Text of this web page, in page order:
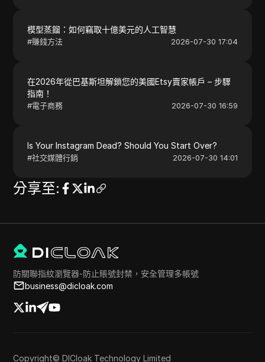
模型蒸餾：如何竊取十億美元的人工智慧
#賺錢方法 2026-07-30 17:04
在2026年從巴基斯坦解鎖您的美國Etsy賣家帳戶 – 步驟
指南！
#電子商務 2026-07-30 16:59
Is Your Instagram Dead? Should You Start Over?
#社交媒體行銷 2026-07-30 14:01
分享至:
防關聯指紋瀏覽器-防止賬號封禁，安全管理多帳號
business@dicloak.com
Copyright© DICloak Technology Limited